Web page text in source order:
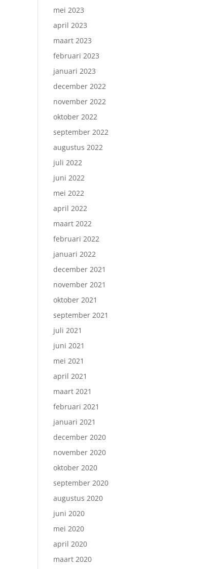
mei 2023
april 2023
maart 2023
februari 2023
januari 2023
december 2022
november 2022
oktober 2022
september 2022
augustus 2022
juli 2022
juni 2022
mei 2022
april 2022
maart 2022
februari 2022
januari 2022
december 2021
november 2021
oktober 2021
september 2021
juli 2021
juni 2021
mei 2021
april 2021
maart 2021
februari 2021
januari 2021
december 2020
november 2020
oktober 2020
september 2020
augustus 2020
juni 2020
mei 2020
april 2020
maart 2020